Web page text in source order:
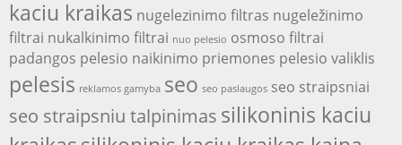
kaciu kraikas nugelezinimo filtras nugeležinimo
filtrai nukalkinimo filtrai nuo pelesio osmoso filtrai
padangos pelesio naikinimo priemones pelesio valiklis
pelesis reklamos gamyba seo seo paslaugos seo straipsniai
seo straipsniu talpinimas silikoninis kaciu